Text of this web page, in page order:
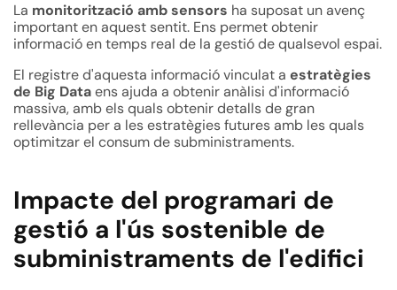
La monitorització amb sensors ha suposat un avenç
important en aquest sentit. Ens permet obtenir
informació en temps real de la gestió de qualsevol espai.
El registre d'aquesta informació vinculat a estratègies
de Big Dataens ajuda a obtenir anàlisi d'informació
massiva, amb els quals obtenir detalls de gran
rellevància per a les estratègies futures amb les quals
optimitzar el consum de subministraments.
Impacte del programari de
gestió a l'ús sostenible de
subministraments de l'edifici